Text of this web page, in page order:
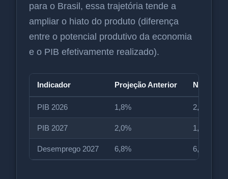
para o Brasil, essa trajetória tende a
ampliar o hiato do produto (diferença
entre o potencial produtivo da economia
e o PIB efetivamente realizado).
Indicador Projeção Anterior Nova
PIB 2026 1,8% 2,0%
PIB 2027 2,0% 1,5%
Desemprego 2027 6,8% 6,8%